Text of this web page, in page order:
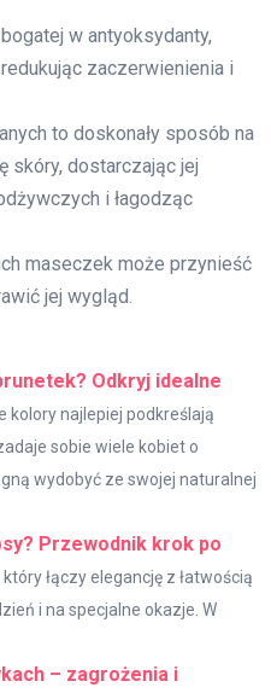
w antyoksydanty,
zaczerwienienia i
to doskonały sposób na
skóry, dostarczając jej
i łagodząc
maseczek może przynieść
jej wygląd.
Odkryj idealne
kolory najlepiej podkreślają
sobie wiele kobiet o
wydobyć ze swojej naturalnej
Przewodnik krok po
łączy elegancję z łatwością
i na specjalne okazje. W
– zagrożenia i